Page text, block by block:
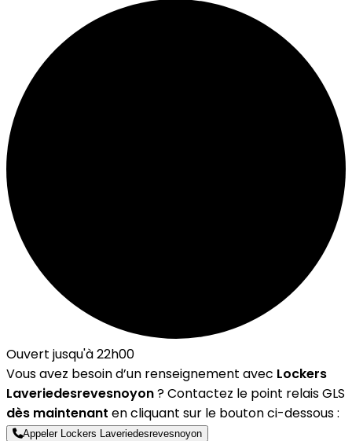
Ouvert jusqu'à 22h00
Vous avez besoin d’un renseignement avec Lockers
Laveriedesrevesnoyon? Contactez le point relais GLS
dès maintenant en cliquant sur le bouton ci-dessous :
Appeler Lockers Laveriedesrevesnoyon